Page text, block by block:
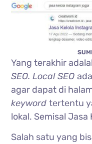
Yang terakhir
SEO. Local SEO
agar dapat di
keywordtertentu
lokal. Semisal
Salah satu yang